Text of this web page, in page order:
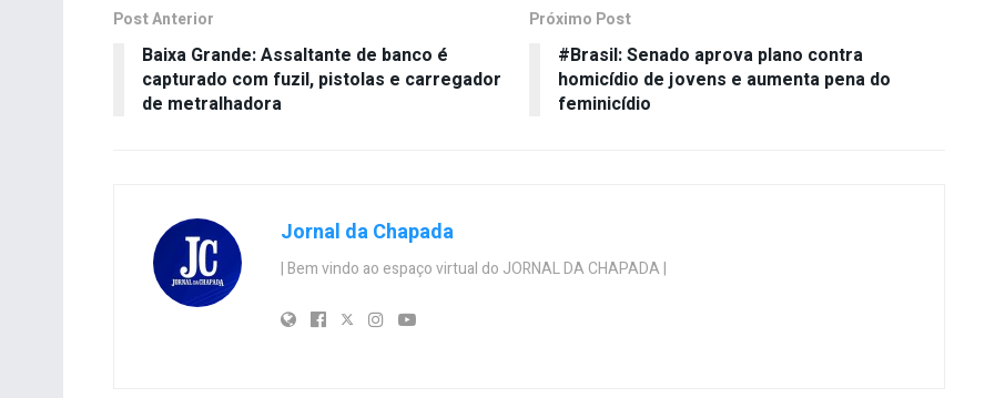
Post Anterior
Baixa Grande: Assaltante de banco é
capturado com fuzil, pistolas e carregador
de metralhadora
Próximo Post
#Brasil: Senado aprova plano contra
homicídio de jovens e aumenta pena do
feminicídio
Jornal da Chapada
| Bem vindo ao espaço virtual do JORNAL DA CHAPADA |